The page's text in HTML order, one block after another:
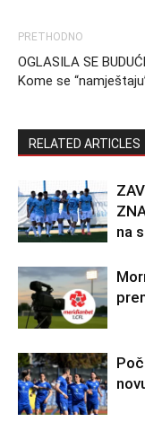
PRETHODNO
OGLASILA SE
Kome se
RELATED ARTICLES
na